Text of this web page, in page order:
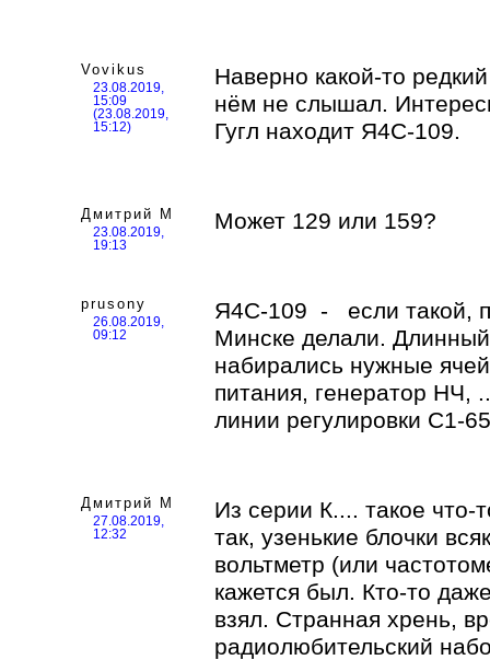
Vovikus
23.08.2019,
15:09
(23.08.2019,
15:12)
Наверно какой-то
нём не слышал.
Гугл находит Я4С-109.
Дмитрий М
23.08.2019,
19:13
Может 129 или 159?
prusony
26.08.2019,
09:12
Я4С-109 - если такой,
Минске делали.
набирались нужные
питания, генератор НЧ,
линии регулировки С1-
Дмитрий М
27.08.2019,
12:32
Из серии К.... такое что-
так, узенькие блочки
вольтметр (или
кажется был. Кто-то
взял. Странная хрень,
радиолюбительский